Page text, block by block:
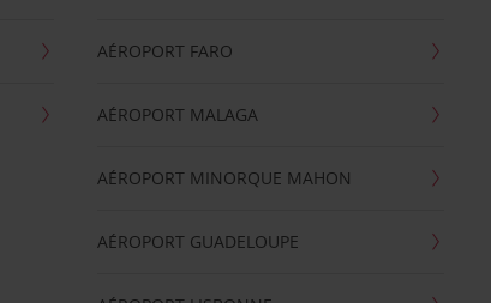
AÉROPORT FARO
AÉROPORT MALAGA
AÉROPORT MINORQUE MAHON
AÉROPORT GUADELOUPE